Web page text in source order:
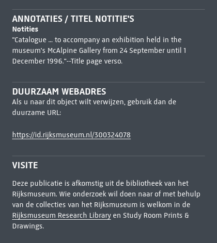
ANNOTATIES / TITEL NOTITIE'S
Notities
"Catalogue ... to accompany an exhibition held in the
museum's McAlpine Gallery from 24 September until 1
December 1996."--Title page verso.
DUURZAAM WEBADRES
Als u naar dit object wilt verwijzen, gebruik dan de
duurzame URL:
https://id.rijksmuseum.nl/300324078
VISITE
Deze publicatie is afkomstig uit de bibliotheek van het
Rijksmuseum. Wie onderzoek wil doen naar of met behulp
van de collecties van het Rijksmuseum is welkom in de
Rijksmuseum Research Libraryen Study Room Prints &
Drawings.